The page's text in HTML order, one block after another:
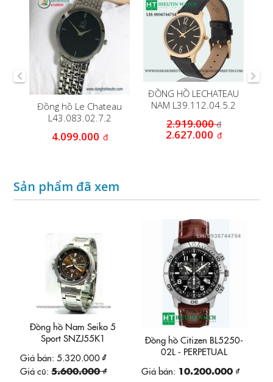
Đồng hồ Le Chateau
L43.083.02.7.2
4.099.000 đ
ĐỒNG HỒ LECHATEAU
NAM L39.112.04.5.2
2.919.000đ
2.627.000 đ
Sản phẩm đã xem
Đồng hồ Nam Seiko 5
Sport SNZJ55K1
Giá bán: 5.320.000 ₫
Giá cũ: 5.600.000 ₫
Đồng hồ Citizen BL5250-
02L - PERPETUAL
CHRONOGRAPH
Giá bán: 10.200.000 ₫